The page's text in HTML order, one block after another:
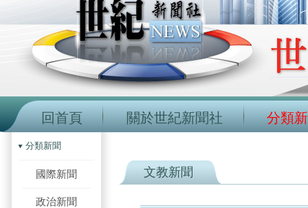
回首頁 關於世紀新聞社 分類
分類新聞
國際新聞
政治新聞
文教新聞